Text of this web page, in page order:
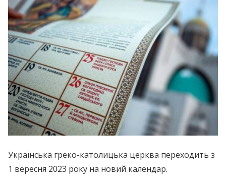
Українська греко-католицька церква переходить з
1 вересня 2023 року на новий календар.